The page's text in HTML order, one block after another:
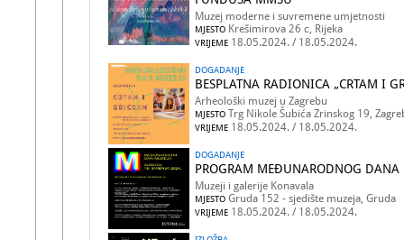
Muzej moderne i suvremene umjetnosti
MJESTO Krešimirova 26 c, Rijeka
VRIJEME 18.05.2024. / 18.05.2024.
DOGADANJE
BESPLATNA RADIONICA „CRTAM I
Arheološki muzej u Zagrebu
MJESTO Trg Nikole Šubića Zrinskog 19,
VRIJEME 18.05.2024. / 18.05.2024.
DOGADANJE
PROGRAM MEĐUNARODNOG
Muzeji i galerije Konavala
MJESTO Gruda 152 - sjedište muzeja, Gruda
VRIJEME 18.05.2024. / 18.05.2024.